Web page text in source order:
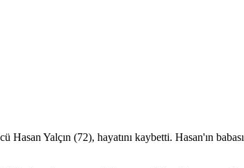
Yalçın (72), hayatını kaybetti. Hasan'ın